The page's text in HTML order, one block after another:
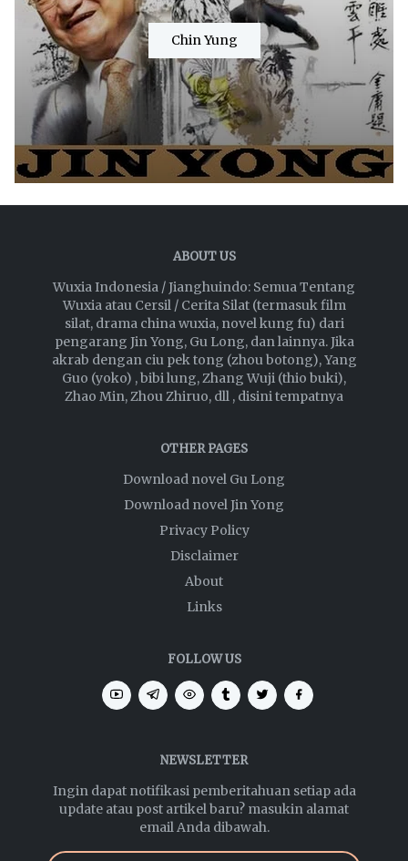
Chin Yung
ABOUT US
Wuxia Indonesia / Jianghuindo: Semua Tentang
Wuxia atau Cersil / Cerita Silat (termasuk film
silat, drama china wuxia, novel kung fu) dari
pengarang Jin Yong, Gu Long, dan lainnya. Jika
akrab dengan ciu pek tong (zhou botong), Yang
Guo (yoko) , bibi lung, Zhang Wuji (thio buki),
Zhao Min, Zhou Zhiruo, dll , disini tempatnya
OTHER PAGES
Download novel Gu Long
Download novel Jin Yong
Privacy Policy
Disclaimer
About
Links
FOLLOW US
NEWSLETTER
Ingin dapat notifikasi pemberitahuan setiap ada
update atau post artikel baru? masukin alamat
email Anda dibawah.